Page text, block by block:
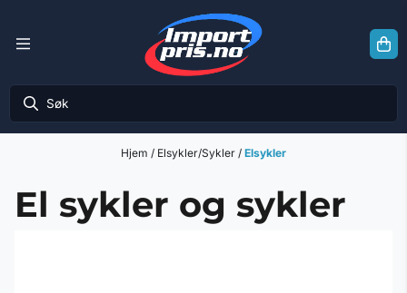
Hjem / Elsykler/Sykler / Elsykler
El sykler og sykler